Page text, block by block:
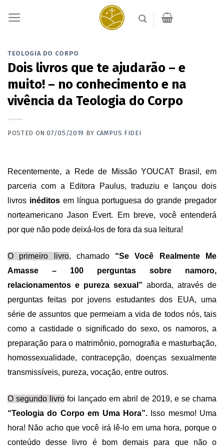
TEOLOGIA DO CORPO
Dois livros que te ajudarão – e
muito! – no conhecimento e na
vivência da Teologia do Corpo
POSTED ON07/05/2019 BY CAMPUS FIDEI
Recentemente, a Rede de Missão YOUCAT Brasil, em
parceria com a Editora Paulus, traduziu e lançou dois
livros inéditosem língua portuguesa do grande pregador
norteamericano Jason Evert. Em breve, você entenderá
por que não pode deixá-los de fora da sua leitura!
O primeiro livro, chamado “Se Você Realmente Me
Amasse – 100 perguntas sobre namoro,
relacionamentos e pureza sexual” aborda, através de
perguntas feitas por jovens estudantes dos EUA, uma
série de assuntos que permeiam a vida de todos nós, tais
como a castidade o significado do sexo, os namoros, a
preparação para o matrimônio, pornografia e masturbação,
homossexualidade, contracepção, doenças sexualmente
transmissíveis, pureza, vocação, entre outros.
O segundo livro foi lançado em abril de 2019, e se chama
“Teologia do Corpo em Uma Hora”.Isso mesmo! Uma
hora! Não acho que você irá lê-lo em uma hora, porque o
conteúdo desse livro é bom demais para que não o